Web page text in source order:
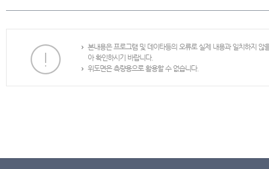
본내용은 프로그램 및 데이타등의 오류로 실제 내용과 일치하지
아 확인하시기 바랍니다.
위도면은 측량용으로 활용할 수 없습니다.